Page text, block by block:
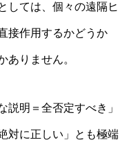
しては、個々の遠隔ヒ
接作用するかどうか
ありません。
説明＝全否定すべき」
対に正しい」とも極端